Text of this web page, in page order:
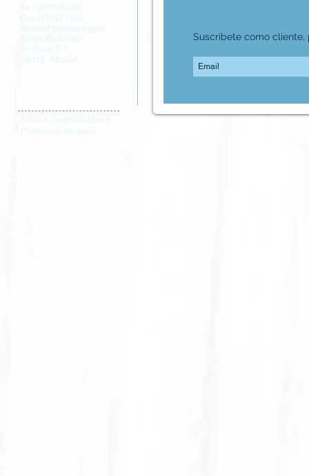
Tel.: 917670162
Fax.: 917671380
ventas@telebearing.es
Tomás Redondo,
2 – Nave 3-1
28033 - Madrid
Política de privacidad y
Proteccion de datos
Suscríbete como cliente,